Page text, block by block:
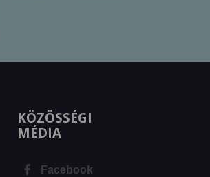
KÖZÖSSÉGI
MÉDIA
Facebook